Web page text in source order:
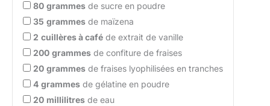
80 grammes de sucre en poudre
35 grammes de maïzena
2 cuillères à café de extrait de vanille
200 grammes de confiture de fraises
20 grammes de fraises lyophilisées en tranches
4 grammes de gélatine en poudre
20 millilitres de eau